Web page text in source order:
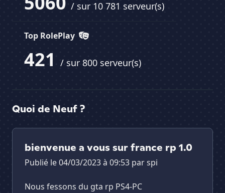
/ sur 10 781 serveur(s)
Top RolePlay
421 / sur 800 serveur(s)
Quoi de Neuf ?
bienvenue a vous sur france rp 1.0
Publié le 04/03/2023 à 09:53 parspi
Nous fessons du gta rp PS4-PC